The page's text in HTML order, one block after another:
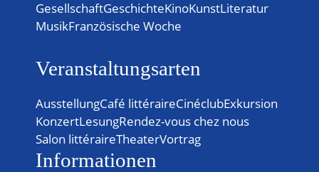
GesellschaftGeschichteKinoKunstLiteratur
MusikFranzösische Woche
Veranstaltungsarten
AusstellungCafé littéraireCinéclubExkursion
KonzertLesungRendez-vous chez nous
Salon littéraireTheaterVortrag
Informationen